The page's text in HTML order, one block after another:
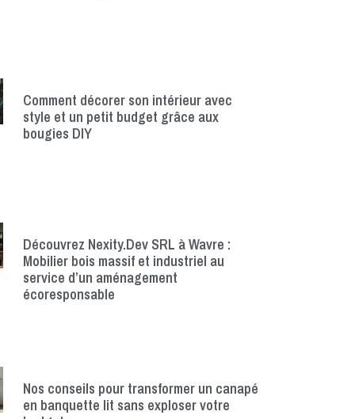
Comment décorer son intérieur avec
style et un petit budget grâce aux
bougies DIY
Découvrez Nexity.Dev SRL à Wavre :
Mobilier bois massif et industriel au
service d’un aménagement
écoresponsable
Nos conseils pour transformer un canapé
en banquette lit sans exploser votre